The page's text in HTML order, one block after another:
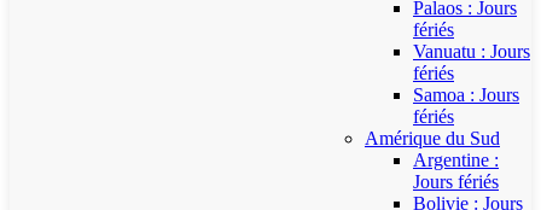
Palaos : Jours
fériés
Vanuatu : Jours
fériés
Samoa : Jours
fériés
Amérique du Sud
Argentine :
Jours fériés
Bolivie : Jours